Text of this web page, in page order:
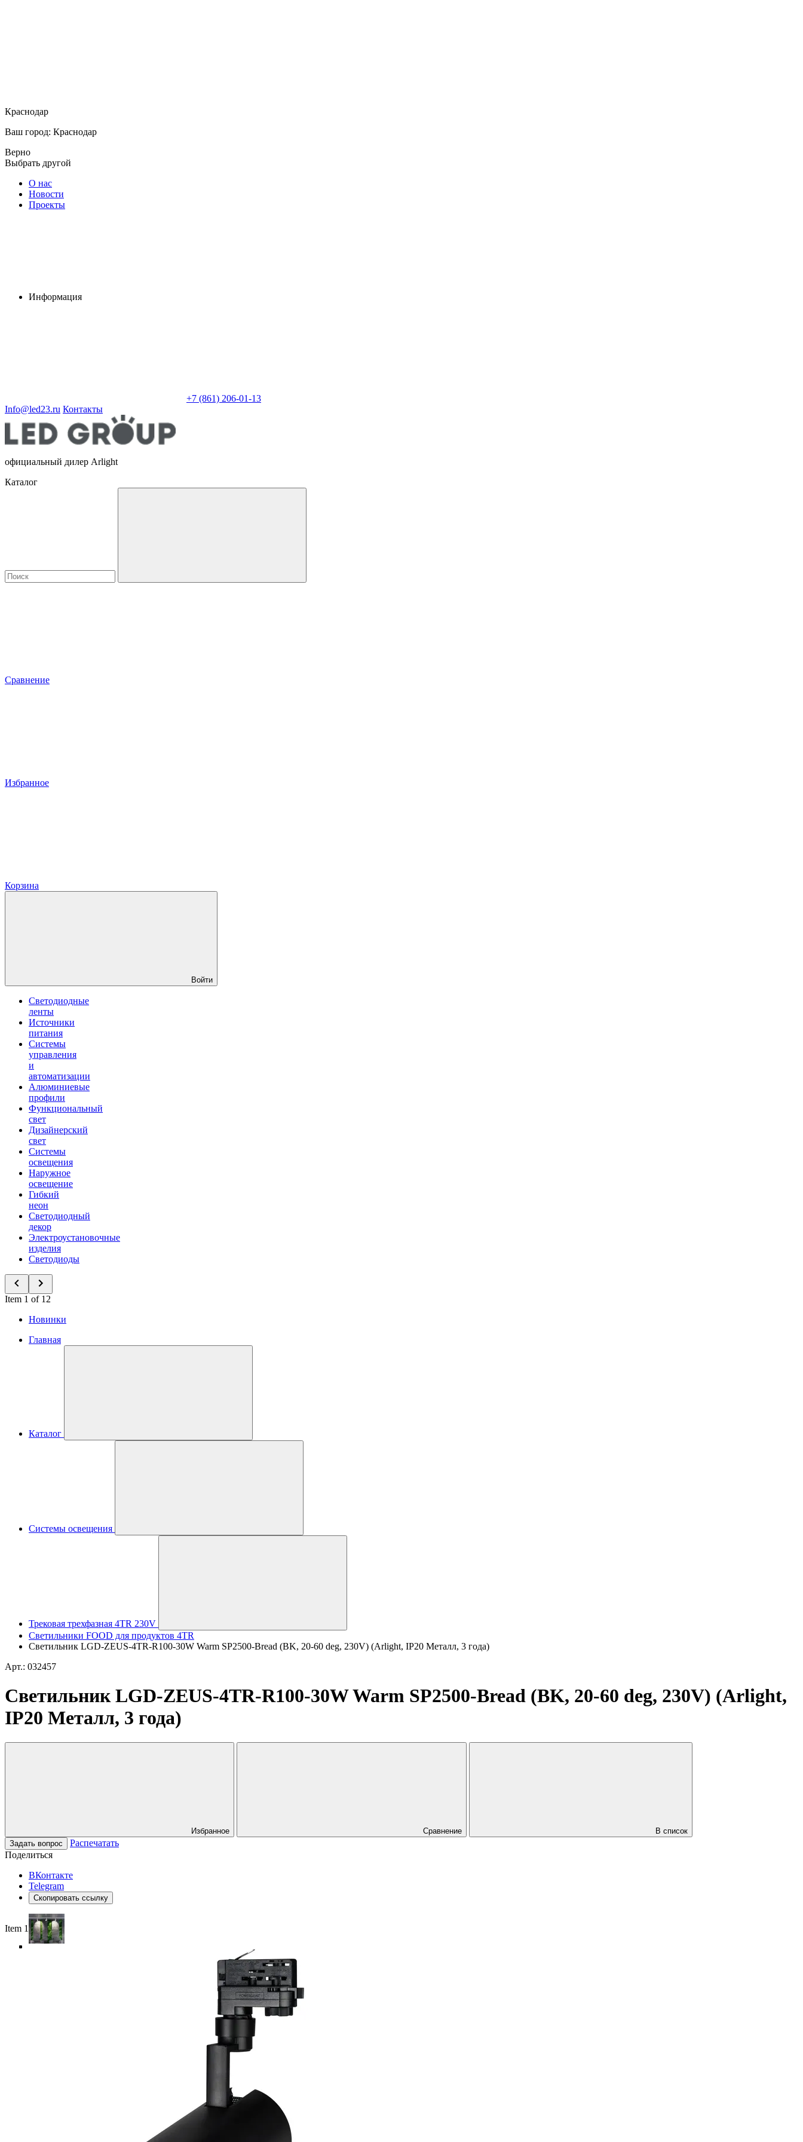
Краснодар
Ваш город: Краснодар
Верно
Выбрать другой
О нас
Новости
Проекты
Информация
+7 (861) 206-01-13
Info@led23.ru Контакты
официальный дилер Arlight
Каталог
Сравнение
Избранное
Корзина
Войти
Светодиодные
ленты
Источники
питания
Системы
управления
и
автоматизации
Алюминиевые
профили
Функциональный
свет
Дизайнерский
свет
Системы
освещения
Наружное
освещение
Гибкий
неон
Светодиодный
декор
Электроустановочные
изделия
Светодиоды
Item 1 of 12
Новинки
Главная
Каталог
Системы освещения
Трековая трехфазная 4TR 230V
Светильники FOOD для продуктов 4TR
Светильник LGD-ZEUS-4TR-R100-30W Warm SP2500-Bread (BK, 20-60 deg, 230V) (Arlight, IP20 Металл, 3 года)
Арт.: 032457
Светильник LGD-ZEUS-4TR-R100-30W Warm SP2500-Bread (BK, 20-60 deg, 230V) (Arlight,
IP20 Металл, 3 года)
Избранное Сравнение
В список
Задать вопрос
Распечатать
Поделиться
ВКонтакте
Telegram
Скопировать ссылку
Item 1 of 5